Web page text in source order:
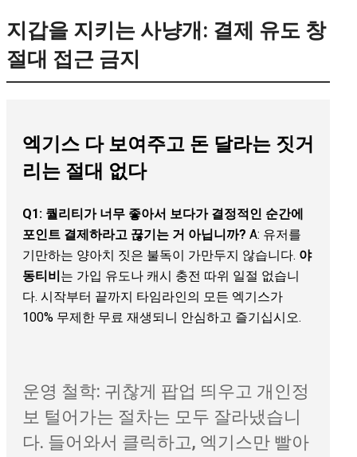
지갑을 지키는 사냥개: 결제 유도 창
절대 접근 금지
엑기스 다 보여주고 돈 달라는 짓거
리는 절대 없다
Q1: 퀄리티가 너무 좋아서 보다가 결정적인 순간에
포인트 결제하라고 끊기는 거 아닙니까? A: 유저를
기만하는 양아치 짓은 불독이 가만두지 않습니다. 야
동티비 는 가입 유도나 캐시 충전 따위 일절 없습니
다. 시작부터 끝까지 타임라인의 모든 엑기스가
100% 무제한 무료 재생되니 안심하고 즐기십시오.
운영 철학: 귀찮게 팝업 띄우고 개인정
보 털어가는 절차는 모두 잘라냈습니
다. 들어와서 클릭하고, 엑기스만 빨아